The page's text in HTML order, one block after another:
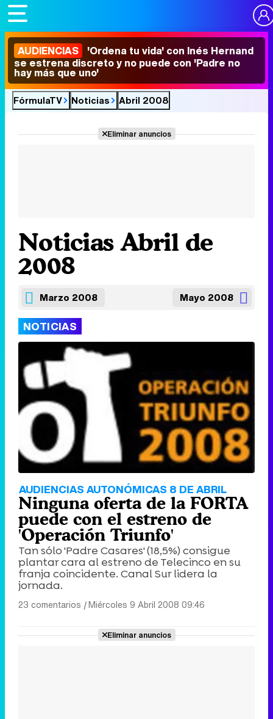
AUDIENCIAS 'Ordena tu vida' con Inés Hernand
se estrena discreto y no puede con 'Padre no
hay más que uno'
FórmulaTV Noticias Abril 2008
Eliminar anuncios
Noticias Abril de
2008
Marzo 2008 Mayo 2008
NOTICIAS
AUDIENCIAS AUTONÓMICAS 8 DE ABRIL
Ninguna oferta de la FORTA
puede con el estreno de
'Operación Triunfo'
Tan sólo 'Padre Casares' (18,5%) consigue
plantar cara al estreno de Telecinco en su
franja coincidente. Canal Sur lidera la
jornada.
23 comentarios |Miércoles 9 Abril 2008 09:46
Eliminar anuncios